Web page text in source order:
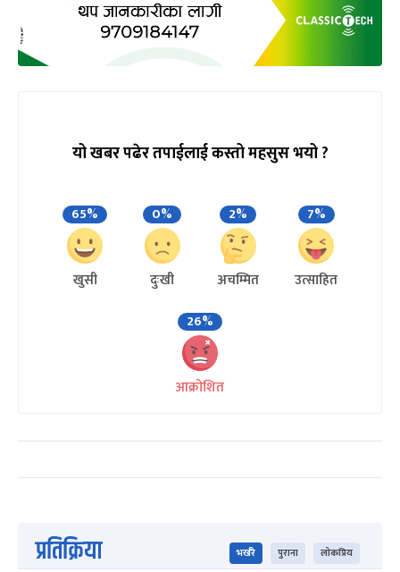
यो खबर पढेर तपाईलाई कस्तो महसुस भयो ?
65%
खुसी
0%
दुःखी
2%
अचम्मित
7%
उत्साहित
26%
आक्रोशित
प्रतिक्रिया भर्खरै पुराना लोकप्रिय